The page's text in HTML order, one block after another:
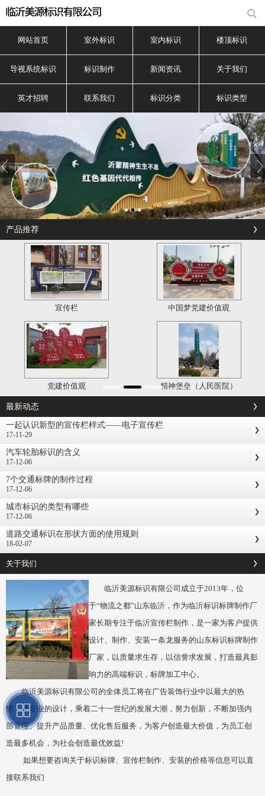
网站首页 室外标识 室内标识 楼顶标识
导视系统标识 标识制作 新闻资讯 关于我们
英才招聘 联系我们 标识分类 标识类型
产品推荐
宣传栏 中国梦党建价值观
党建价值观 精神堡垒（人民医院）
最新动态
一起认识新型的宣传栏样式——电子宣传栏
17-11-29
汽车轮胎标识的含义
17-12-06
7个交通标牌的制作过程
17-12-06
城市标识的类型有哪些
17-12-06
道路交通标识在形状方面的使用规则
18-02-07
关于我们
临沂美源标识有限公司成立于2013年，位
于“物流之都”山东临沂，作为临沂标识标牌制作厂
家长期专注于临沂宣传栏制作，是一家为客户提供
设计、制作、安装一条龙服务的山东标识标牌制作
厂家，以质量求生存，以信誉求发展，打造最具影
响力的高端标识，标牌加工中心。
临沂美源标识有限公司的全体员工将在广告装饰行业中以最大的热
情，最专业的设计，乘着二十一世纪的发展大潮，努力创新，不断加强内
部管理、提升产品质量、优化售后服务，为客户创造最大价值，为员工创
造最多机会，为社会创造最优效益!
如果想要咨询关于标识标牌、宣传栏制作、安装的价格等信息可以直
接联系我们